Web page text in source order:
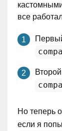
все
Но теперь
если я